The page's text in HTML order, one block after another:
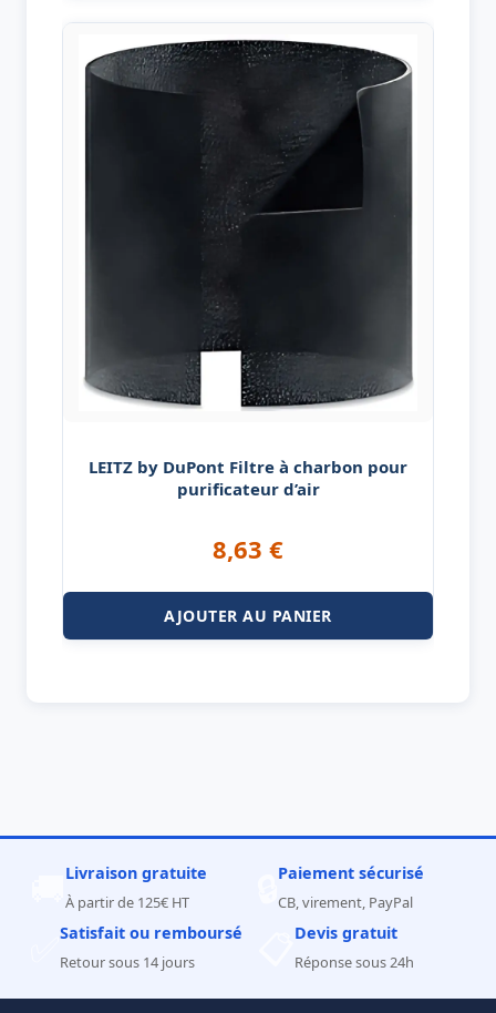
LEITZ by DuPont Filtre à charbon pour
purificateur d’air
8,63 €
AJOUTER AU PANIER
Livraison gratuite
À partir de 125€ HT
Paiement sécurisé
CB, virement, PayPal
Satisfait ou remboursé
Retour sous 14 jours
Devis gratuit
Réponse sous 24h